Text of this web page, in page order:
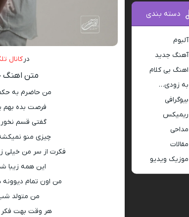
درکانال
متن اهنگ
من حاضرم به
فرصت بده بهم
گفتى قسم
چيزى منو
فكرت از سر من خیلى
این همه زيبا
من اون تمام دیوونه
من متولد
هر وقت بهت فکر
دسته بندی
آلبوم
آهنگ جدید
اهنگ بی کلام
به زودی…
بیوگرافی
ریمیکس
مداحی
مقالات
موزیک ویدیو